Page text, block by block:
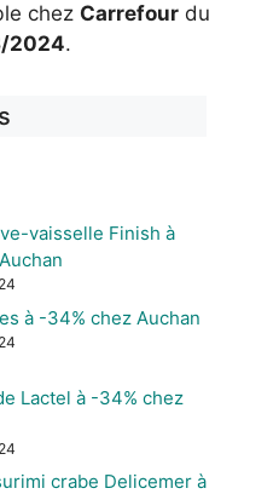
chez Carrefour du
2024.
vaisselle Finish à
à -34% chez Auchan
Lactel à -34% chez
crabe Delicemer à